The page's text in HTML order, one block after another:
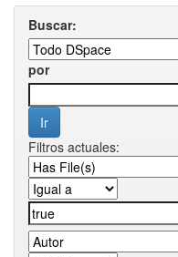
Buscar:
por
Filtros actuales: